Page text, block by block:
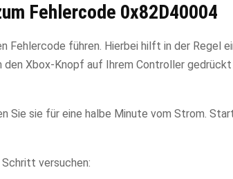
Fehlercode 0x82D40004
Fehlercode führen. Hierbei hilft in der Regel
Xbox-Knopf auf Ihrem Controller gedrückt
sie für eine halbe Minute vom Strom.
versuchen: